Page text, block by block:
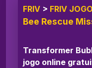
FRIV > FRIV
Bee Rescue
Transformer
jogo online